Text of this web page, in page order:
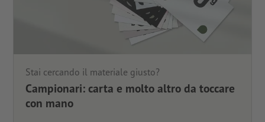
Stai cercando il materiale giusto?
Campionari: carta e molto altro da toccare
con mano